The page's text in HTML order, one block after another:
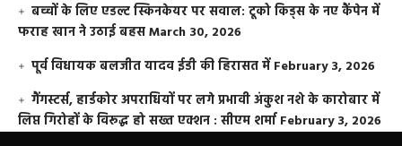
बच्चों के लिए एडल्ट स्किनकेयर पर सवाल: टूको किड्स के नए कैंपेन में
फराह खान ने उठाई बहसMarch 30, 2026
पूर्व विधायक बलजीत यादव ईडी की हिरासत में February 3, 2026
गैंगस्टर्स, हार्डकोर अपराधियों पर लगे प्रभावी अंकुश नशे के कारोबार में
लिप्त गिरोहों के विरूद्ध हो सख्त एक्शन : सीएम शर्मा February 3, 2026